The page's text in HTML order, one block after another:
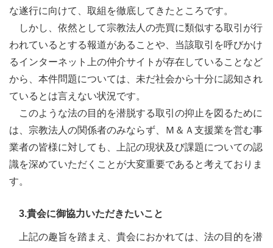
な遂行に向けて、取組を徹底してきたところです。
しかし、依然として宗教法人の売買に類似する取引が行
われているとする報道があることや、当該取引を呼びかけ
るインターネット上の仲介サイトが存在していることなど
から、本件問題については、未だ社会から十分に認知され
ているとは言えない状況です。
このような法の目的を潜脱する取引の抑止を図るために
は、宗教法人の関係者のみならず、Ｍ＆Ａ支援業を営む事
業者の皆様に対しても、上記の現状及び課題についての認
識を深めていただくことが大変重要であると考えておりま
す。
3.貴会に御協力いただきたいこと
上記の趣旨を踏まえ、貴会におかれては、法の目的を潜